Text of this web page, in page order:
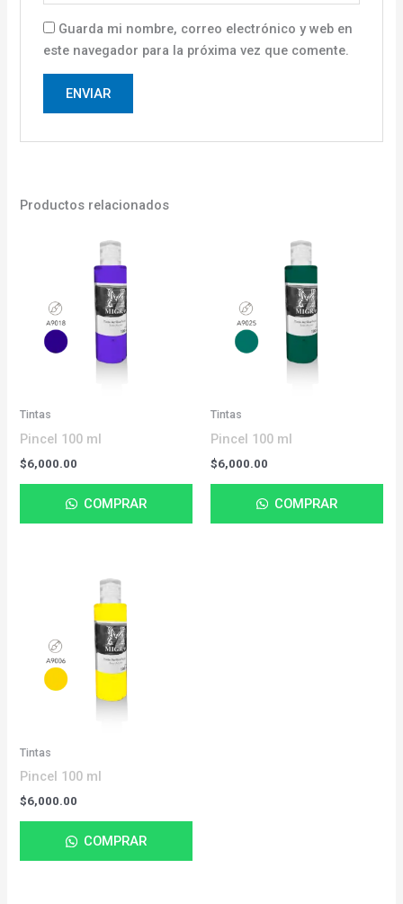
Guarda mi nombre, correo electrónico y web en
este navegador para la próxima vez que comente.
Productos relacionados
Tintas
Pincel 100 ml
$6,000.00
COMPRAR
Tintas
Pincel 100 ml
$6,000.00
COMPRAR
Tintas
Pincel 100 ml
$6,000.00
COMPRAR